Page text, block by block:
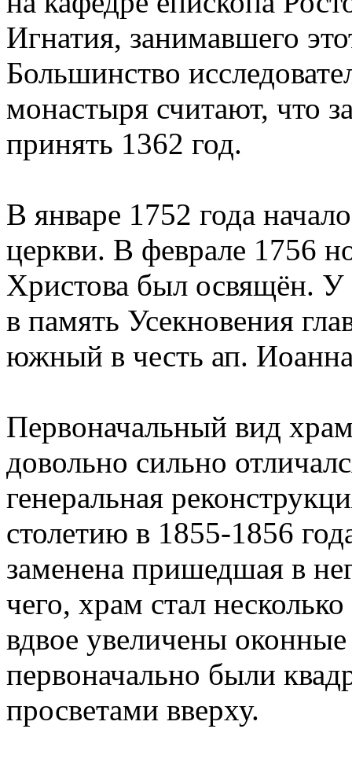
Игнатия, занимавшего
Большинство
монастыря считают, что
принять 1362 год.
В январе 1752 года
церкви. В феврале 1756
Христова был освящён. У
в память Усекновения
южный в честь ап.
Первоначальный вид
довольно сильно
генеральная
столетию в 1855-1856
заменена пришедшая в
чего, храм стал
вдвое увеличены
первоначально были
просветами вверху.